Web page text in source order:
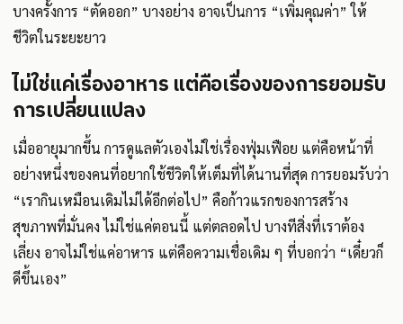
บางครั้งการ “ตัดออก” บางอย่าง อาจเป็นการ “เพิ่มคุณค่า” ให้
ชีวิตในระยะยาว
ไม่ใช่แค่เรื่องอาหาร แต่คือเรื่องของการยอมรับ
การเปลี่ยนแปลง
เมื่ออายุมากขึ้น การดูแลตัวเองไม่ใช่เรื่องฟุ่มเฟือย แต่คือหน้าที่
อย่างหนึ่งของคนที่อยากใช้ชีวิตให้เต็มที่ได้นานที่สุด การยอมรับว่า
“เรากินเหมือนเดิมไม่ได้อีกต่อไป” คือก้าวแรกของการสร้าง
สุขภาพที่มั่นคง ไม่ใช่แค่ตอนนี้ แต่ตลอดไป บางทีสิ่งที่เราต้อง
เลี่ยง อาจไม่ใช่แค่อาหาร แต่คือความเชื่อเดิม ๆ ที่บอกว่า “เดี๋ยวก็
ดีขึ้นเอง”